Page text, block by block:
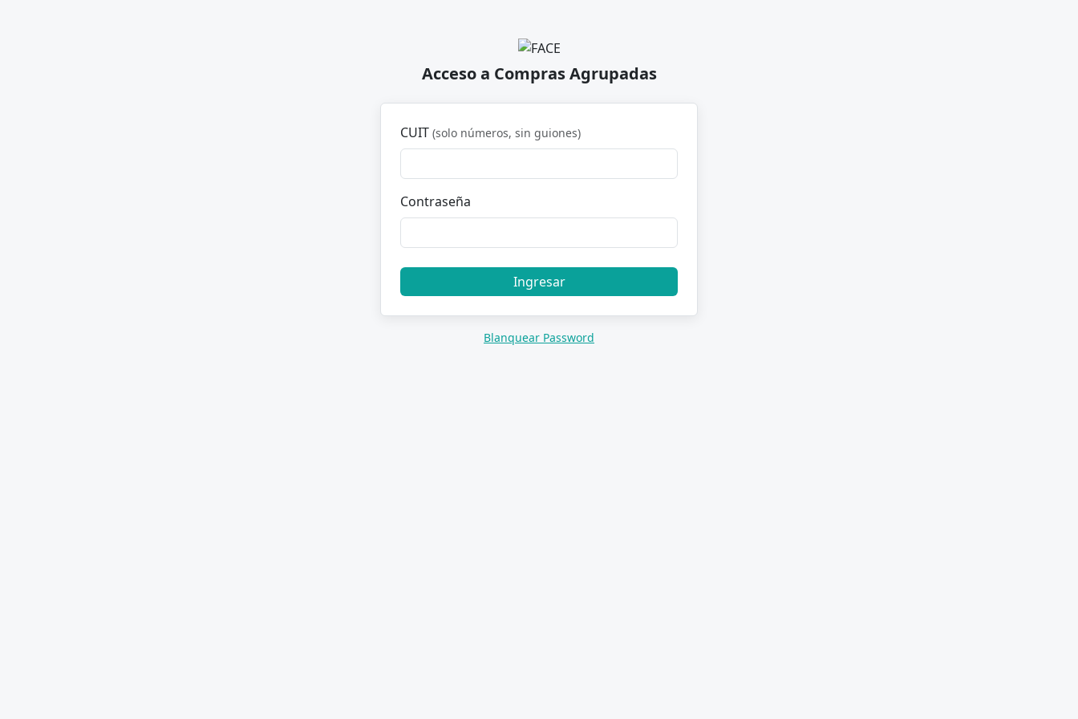
Acceso a Compras Agrupadas
CUIT (solo números, sin guiones)
Contraseña
Ingresar
Blanquear Password